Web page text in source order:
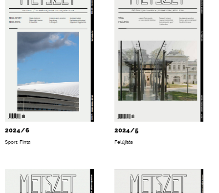
2024/6
Sport; Finta
2024/5
Felújítás